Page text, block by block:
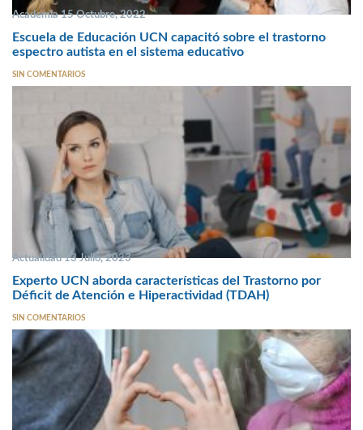
Academia 15 Octubre, 2022
Escuela de Educación UCN capacitó sobre el trastorno
espectro autista en el sistema educativo
SIN COMENTARIOS
Actualidad 13 Julio, 2023
Experto UCN aborda características del Trastorno por
Déficit de Atención e Hiperactividad (TDAH)
SIN COMENTARIOS